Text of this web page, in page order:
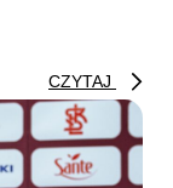
CZYTAJ